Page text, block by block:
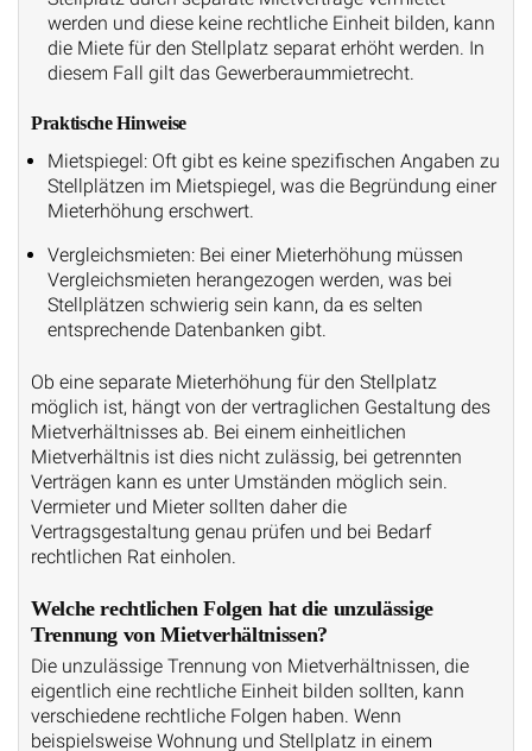
werden und diese keine rechtliche Einheit bilden, kann
die Miete für den Stellplatz separat erhöht werden. In
diesem Fall gilt das Gewerberaummietrecht.
Praktische Hinweise
Mietspiegel: Oft gibt es keine spezifischen Angaben zu
Stellplätzen im Mietspiegel, was die Begründung einer
Mieterhöhung erschwert.
Vergleichsmieten: Bei einer Mieterhöhung müssen
Vergleichsmieten herangezogen werden, was bei
Stellplätzen schwierig sein kann, da es selten
entsprechende Datenbanken gibt.
Ob eine separate Mieterhöhung für den Stellplatz
möglich ist, hängt von der vertraglichen Gestaltung des
Mietverhältnisses ab. Bei einem einheitlichen
Mietverhältnis ist dies nicht zulässig, bei getrennten
Verträgen kann es unter Umständen möglich sein.
Vermieter und Mieter sollten daher die
Vertragsgestaltung genau prüfen und bei Bedarf
rechtlichen Rat einholen.
Welche rechtlichen Folgen hat die unzulässige
Trennung von Mietverhältnissen?
Die unzulässige Trennung von Mietverhältnissen, die
eigentlich eine rechtliche Einheit bilden sollten, kann
verschiedene rechtliche Folgen haben. Wenn
beispielsweise Wohnung und Stellplatz in einem